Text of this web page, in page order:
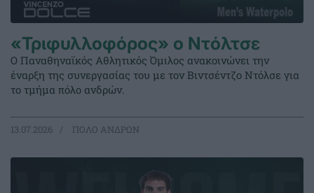
«Τριφυλλοφόρος» ο Ντόλτσε
Ο Παναθηναϊκός Αθλητικός Όμιλος ανακοινώνει την
έναρξη της συνεργασίας του με τον Βιντσέντζο Ντόλσε για
το τμήμα πόλο ανδρών.
13.07.2026 ΠΟΛΟ ΑΝΔΡΩΝ